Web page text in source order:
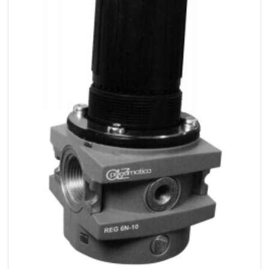
uszczelnienia@chss.pl
+48 731 349 406
info@chss.pl
Centrum Hydrauliki Siłowej Jawor
59-400 Jawor, ul. Kuziennicza 5, POLSKA
Biuro obsługi klienta:
+48 535 424 483
+48 665 001 660
jawor@chss.pl
PN-PT: 7:00 - 16:00
Magazyn 24H:
+48 665 001 770
Projektowanie i budowa układów:
POWER HYDRAULICS SOLUTIONS